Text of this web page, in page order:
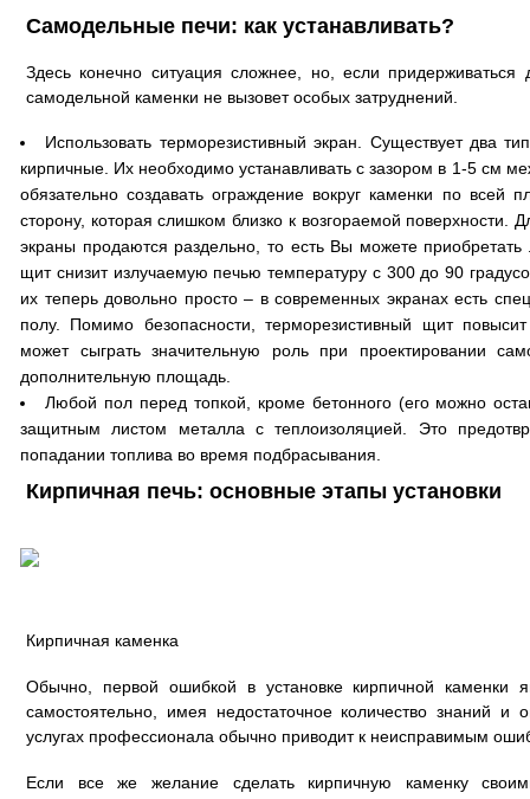
Самодельные печи: как устанавливать?
Здесь конечно ситуация сложнее, но, если
самодельной каменки не вызовет особых затруднений.
Использовать терморезистивный экран. Существует два
кирпичные. Их необходимо устанавливать с зазором в 1-5 см
обязательно создавать ограждение вокруг каменки по всей
сторону, которая слишком близко к возгораемой поверхности.
экраны продаются раздельно, то есть Вы можете
щит снизит излучаемую печью температуру с 300 до 90
их теперь довольно просто – в современных экранах есть
полу. Помимо безопасности, терморезистивный щит
может сыграть значительную роль при проектировании
дополнительную площадь.
Любой пол перед топкой, кроме бетонного (его можно
защитным листом металла с теплоизоляцией. Это
попадании топлива во время подбрасывания.
Кирпичная печь: основные этапы установки
Кирпичная каменка
Обычно, первой ошибкой в установке кирпичной каменки
самостоятельно, имея недостаточное количество знаний
услугах профессионала обычно приводит к неисправимым
Если все же желание сделать кирпичную каменку